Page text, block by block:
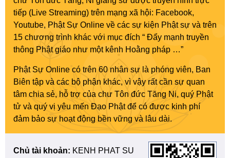
tiếp (Live Streaming) trên mạng xã hội: Facebook,
Youtube, Phật Sự Online về các sự kiện Phật sự và trên
15 chương trình khác với mục đích “ Đẩy mạnh truyền
thông Phật giáo như một kênh Hoằng pháp …”
Phật Sự Online có trên 60 nhân sự là phóng viên, Ban
Biên tập và các bộ phận khác, vì vậy rất cần sự quan
tâm chia sẻ, hỗ trợ của chư Tôn đức Tăng Ni, quý Phật
tử và quý vị yêu mến Đạo Phật để có được kinh phí
đảm bảo sự hoạt động bền vững và lâu dài.
Chủ tài khoản: KENH PHAT SU